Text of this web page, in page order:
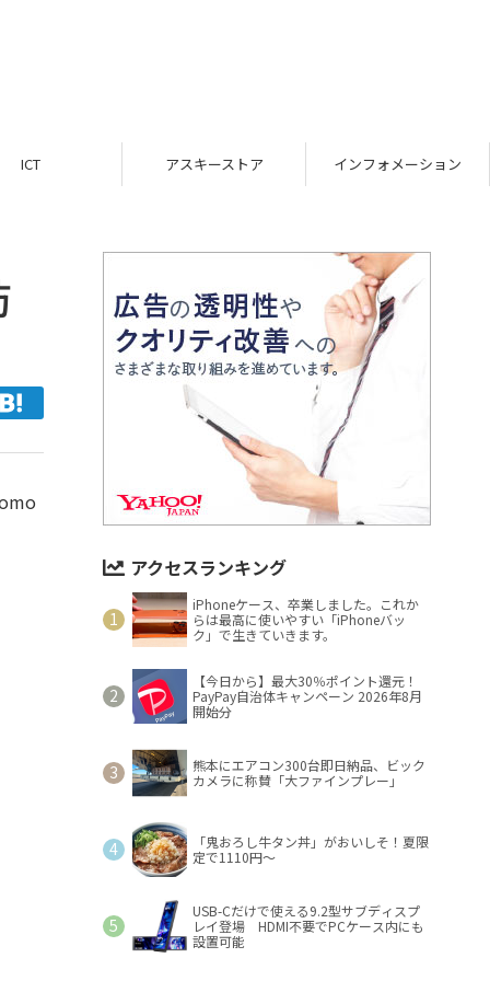
ICT アスキーストア インフォメーション
アクセスランキング
iPhoneケース、卒業しました。これか
らは最高に使いやすい「iPhoneバッ
ク」で生きていきます。
【今日から】最大30％ポイント還元！
PayPay自治体キャンペーン 2026年8月
開始分
熊本にエアコン300台即日納品、ビック
カメラに称賛「大ファインプレー」
「鬼おろし牛タン丼」がおいしそ！夏限
定で1110円～
USB-Cだけで使える9.2型サブディスプ
レイ登場 HDMI不要でPCケース内にも
設置可能